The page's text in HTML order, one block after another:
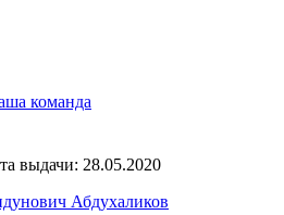
команда
выдачи: 28.05.2020
Абдухаликов